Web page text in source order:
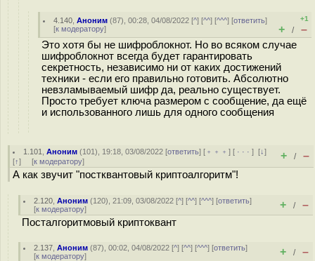
4.140 ,Аноним (87), 00:28, 04/08/2022 [^] [^^] [^^^] [ответить]
[к модератору]
+1
+ / –
Это хотя бы не шифроблокнот. Но во всяком случае
шифроблокнот всегда будет гарантировать
секретность, независимо ни от каких достижений
техники - если его правильно готовить. Абсолютно
невзламываемый шифр да, реально существует.
Просто требует ключа размером с сообщение, да ещё
и использованного лишь для одного сообщения
1.101 ,Аноним (101), 19:18, 03/08/2022 [ответить] [ ﹢﹢﹢] [ · · ·][↓]
[↑] [к модератору] + / –
А как звучит "постквантовый криптоалгоритм"!
2.120 ,Аноним (120), 21:09, 03/08/2022 [^] [^^] [^^^] [ответить]
[к модератору] + / –
Посталгоритмовый криптоквант
2.137 ,Аноним (87), 00:02, 04/08/2022 [^] [^^] [^^^] [ответить]
[к модератору] + / –